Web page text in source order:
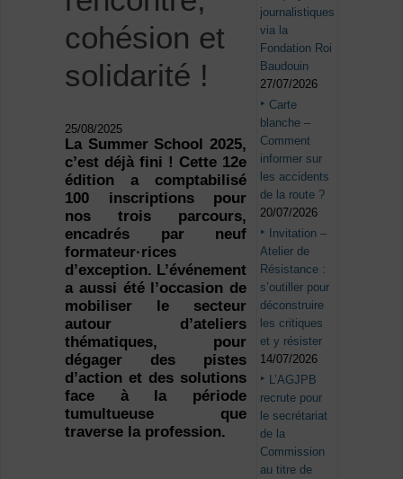
cohésion et
solidarité !
25/08/2025
La Summer School 2025,
c’est déjà fini ! Cette 12e
édition a comptabilisé
100 inscriptions pour
nos trois parcours,
encadrés par neuf
formateur·rices
d’exception. L’événement
a aussi été l’occasion de
mobiliser le secteur
autour d’ateliers
thématiques, pour
dégager des pistes
d’action et des solutions
face à la période
tumultueuse que
traverse la profession.
journalistiques
via la
Fondation Roi
Baudouin
27/07/2026
Carte
blanche –
Comment
informer sur
les accidents
de la route ?
20/07/2026
Invitation –
Atelier de
Résistance :
s’outiller pour
déconstruire
les critiques
et y résister
14/07/2026
L’AGJPB
recrute pour
le secrétariat
de la
Commission
au titre de